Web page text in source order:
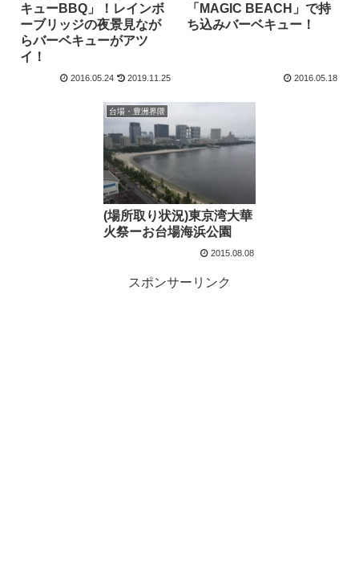
キューBBQ」！レインボ
ーブリッジの夜景見なが
らバーベキューがアツ
イ！
2016.05.24 2019.11.25
「MAGIC BEACH」で持
ち込みバーベキュー！
2016.05.18
台場・豊洲界隈
(場所取り状況)東京湾大華
火祭ーお台場海浜公園
2015.08.08
スポンサーリンク